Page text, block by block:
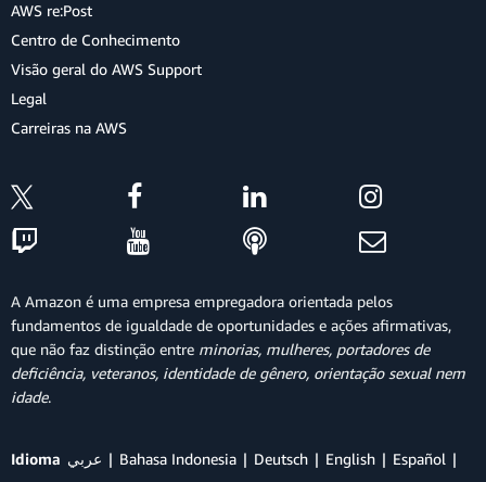
AWS re:Post
Centro de Conhecimento
Visão geral do AWS Support
Legal
Carreiras na AWS
A Amazon é uma empresa empregadora orientada pelos
fundamentos de igualdade de oportunidades e ações afirmativas,
que não faz distinção entre minorias, mulheres, portadores de
deficiência, veteranos, identidade de gênero, orientação sexual nem
idade.
Idioma عربي Bahasa Indonesia Deutsch English
Español